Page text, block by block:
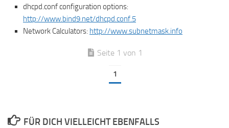
dhcpd.conf configuration options:
http://www.bind9.net/dhcpd.conf.5
Network Calculators: http://www.subnetmask.info
Seite 1 von 1
1
FÜR DICH VIELLEICHT EBENFALLS